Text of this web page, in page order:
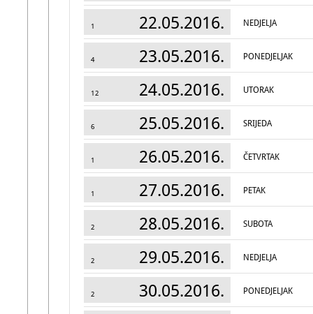
1 22.05.2016. NEDJELJA
4 23.05.2016. PONEDJELJAK
12 24.05.2016. UTORAK
6 25.05.2016. SRIJEDA
1 26.05.2016. ČETVRTAK
1 27.05.2016. PETAK
2 28.05.2016. SUBOTA
2 29.05.2016. NEDJELJA
2 30.05.2016. PONEDJELJAK